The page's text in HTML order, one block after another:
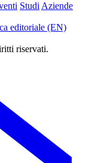
StudiAziende
editoriale (EN)
riservati.